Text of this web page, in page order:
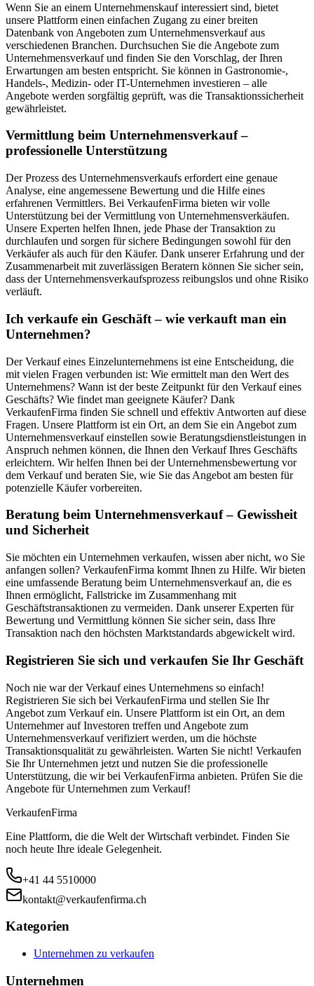
Wenn Sie an einem Unternehmenskauf interessiert sind, bietet
unsere Plattform einen einfachen Zugang zu einer breiten
Datenbank von Angeboten zum Unternehmensverkauf aus
verschiedenen Branchen. Durchsuchen Sie die Angebote zum
Unternehmensverkauf und finden Sie den Vorschlag, der Ihren
Erwartungen am besten entspricht. Sie können in Gastronomie-,
Handels-, Medizin- oder IT-Unternehmen investieren – alle
Angebote werden sorgfältig geprüft, was die Transaktionssicherheit
gewährleistet.
Vermittlung beim Unternehmensverkauf –
professionelle Unterstützung
Der Prozess des Unternehmensverkaufs erfordert eine genaue
Analyse, eine angemessene Bewertung und die Hilfe eines
erfahrenen Vermittlers. Bei VerkaufenFirma bieten wir volle
Unterstützung bei der Vermittlung von Unternehmensverkäufen.
Unsere Experten helfen Ihnen, jede Phase der Transaktion zu
durchlaufen und sorgen für sichere Bedingungen sowohl für den
Verkäufer als auch für den Käufer. Dank unserer Erfahrung und der
Zusammenarbeit mit zuverlässigen Beratern können Sie sicher sein,
dass der Unternehmensverkaufsprozess reibungslos und ohne Risiko
verläuft.
Ich verkaufe ein Geschäft – wie verkauft man ein
Unternehmen?
Der Verkauf eines Einzelunternehmens ist eine Entscheidung, die
mit vielen Fragen verbunden ist: Wie ermittelt man den Wert des
Unternehmens? Wann ist der beste Zeitpunkt für den Verkauf eines
Geschäfts? Wie findet man geeignete Käufer? Dank
VerkaufenFirma finden Sie schnell und effektiv Antworten auf diese
Fragen. Unsere Plattform ist ein Ort, an dem Sie ein Angebot zum
Unternehmensverkauf einstellen sowie Beratungsdienstleistungen in
Anspruch nehmen können, die Ihnen den Verkauf Ihres Geschäfts
erleichtern. Wir helfen Ihnen bei der Unternehmensbewertung vor
dem Verkauf und beraten Sie, wie Sie das Angebot am besten für
potenzielle Käufer vorbereiten.
Beratung beim Unternehmensverkauf – Gewissheit
und Sicherheit
Sie möchten ein Unternehmen verkaufen, wissen aber nicht, wo Sie
anfangen sollen? VerkaufenFirma kommt Ihnen zu Hilfe. Wir bieten
eine umfassende Beratung beim Unternehmensverkauf an, die es
Ihnen ermöglicht, Fallstricke im Zusammenhang mit
Geschäftstransaktionen zu vermeiden. Dank unserer Experten für
Bewertung und Vermittlung können Sie sicher sein, dass Ihre
Transaktion nach den höchsten Marktstandards abgewickelt wird.
Registrieren Sie sich und verkaufen Sie Ihr Geschäft
Noch nie war der Verkauf eines Unternehmens so einfach!
Registrieren Sie sich bei VerkaufenFirma und stellen Sie Ihr
Angebot zum Verkauf ein. Unsere Plattform ist ein Ort, an dem
Unternehmer auf Investoren treffen und Angebote zum
Unternehmensverkauf verifiziert werden, um die höchste
Transaktionsqualität zu gewährleisten. Warten Sie nicht! Verkaufen
Sie Ihr Unternehmen jetzt und nutzen Sie die professionelle
Unterstützung, die wir bei VerkaufenFirma anbieten. Prüfen Sie die
Angebote für Unternehmen zum Verkauf!
VerkaufenFirma
Eine Plattform, die die Welt der Wirtschaft verbindet. Finden Sie
noch heute Ihre ideale Gelegenheit.
+41 44 5510000
kontakt@verkaufenfirma.ch
Kategorien
Unternehmen zu verkaufen
Unternehmen